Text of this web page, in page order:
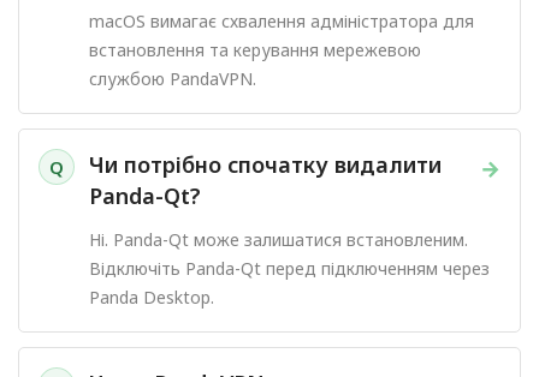
macOS вимагає схвалення адміністратора для
встановлення та керування мережевою
службою PandaVPN.
Q →
Чи потрібно спочатку видалити
Panda-Qt?
Ні. Panda-Qt може залишатися встановленим.
Відключіть Panda-Qt перед підключенням через
Panda Desktop.